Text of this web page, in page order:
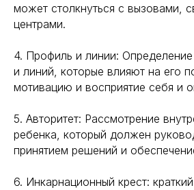
может столкнуться с вызовами,
центрами.
4. Профиль и линии:
и линий, которые влияют на его
мотивацию и восприятие себя и
5. Авторитет: Рассмотрение
ребенка, который должен
принятием решений и
6. Инкарнационный крест: